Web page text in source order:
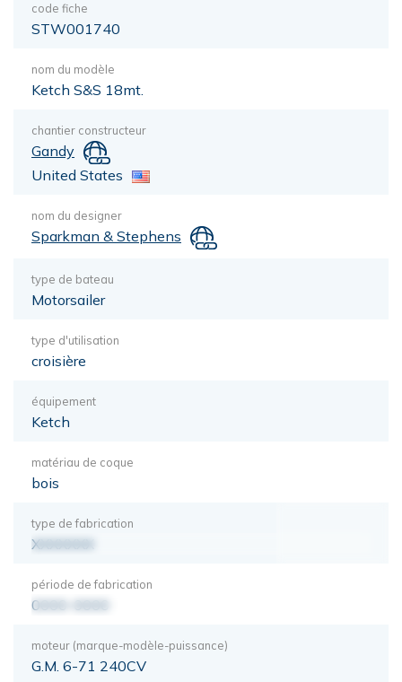
code fiche
STW001740
nom du modèle
Ketch S&S 18mt.
chantier constructeur
Gandy
United States
nom du designer
Sparkman & Stephens
type de bateau
Motorsailer
type d'utilisation
croisière
équipement
Ketch
matériau de coque
bois
type de fabrication
XXXXXXX
période de fabrication
0000-0000
moteur (marque-modèle-puissance)
G.M. 6-71 240CV